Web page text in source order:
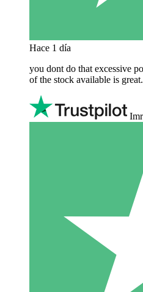
Hace 1 día
you dont do that excessive
of the stock available is